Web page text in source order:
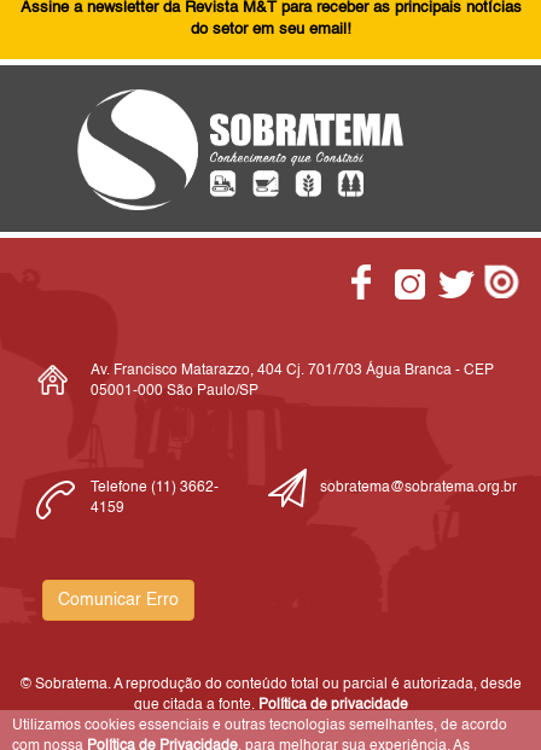
Assine a newsletter da Revista M&T para receber as principais notícias
do setor em seu email!
Av. Francisco Matarazzo, 404 Cj. 701/703 Água Branca - CEP
05001-000 São Paulo/SP
Telefone (11) 3662-
4159
sobratema@sobratema.org.br
Comunicar Erro
© Sobratema. A reprodução do conteúdo total ou parcial é autorizada, desde
que citada a fonte. Política de privacidade
Utilizamos cookies essenciais e outras tecnologias semelhantes, de acordo
com nossa Política de Privacidade, para melhorar sua experiência. As